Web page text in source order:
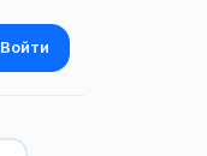
Войти